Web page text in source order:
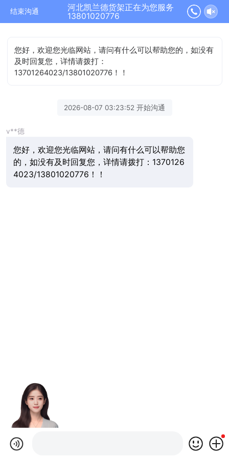
结束沟通
河北凯兰德货架正在为您服务
13801020776
您好，欢迎您光临网站，请问有什么可以帮助您的，如没有
及时回复您，详情请拨打：
13701264023/13801020776！！
2026-08-07 03:23:52 开始沟通
v**德
您好，欢迎您光临网站，请问有什么可以帮助您
的，如没有及时回复您，详情请拨打：1370126
4023/13801020776！！